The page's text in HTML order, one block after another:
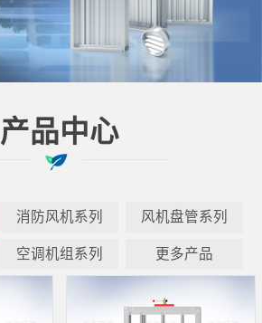
产品中心
消防风机系列 风机盘管系列
空调机组系列 更多产品